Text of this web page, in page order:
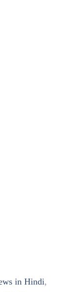
in Hindi,